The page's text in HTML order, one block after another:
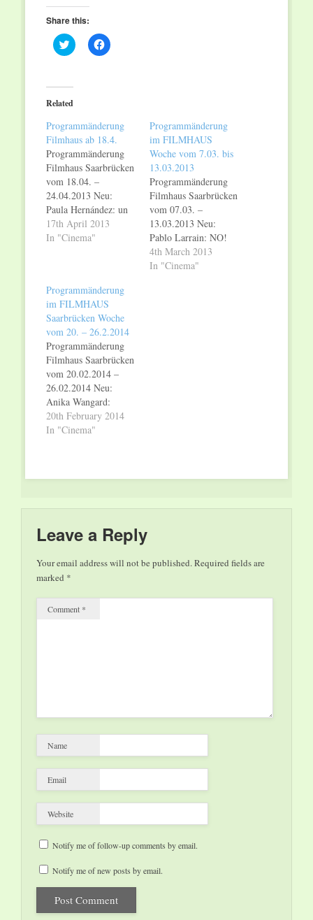
Share this:
Click
to
(Opens
in
new
Click
to
Related
Programmänderung
Filmhaus ab 18.4.
Programmänderung
Filmhaus Saarbrücken
vom 18.04. –
24.04.2013 Neu:
Paula Hernández: un
amor – eine liebe fürs
leben (OmU) Do – Sa
Jaspers: you drive me
crazy (OmU) Do +
Fr 18.30, So – Mi
18.30 Uhr; Bojan
Vuletic: rendezvous
in…
17th April 2013
In "Cinema"
Programmänderung
im FILMHAUS
Woche vom 7.03. bis
13.03.2013
Programmänderung
Filmhaus Saarbrücken
vom 07.03. –
13.03.2013 Neu:
Pablo Larrain: NO!
Do 17.30 (DF), Fr
17.30 (OmU) + 20.30
4th March 2013
In "Cinema"
Programmänderung
im FILMHAUS
Saarbrücken Woche
vom 20. – 26.2.2014
Programmänderung
Filmhaus Saarbrücken
vom 20.02.2014 –
26.02.2014 Neu:
Anika Wangard:
crashkurs Do – Mi
19.00 Uhr; Diederik
madame empfiehlt
sich Do – Mo 20.30,
Uhr; Edgar Reitz: die
andere…
20th February 2014
In "Cinema"
Leave a Reply
Your email address will not be published.Required fields are
marked *
Comment *
Name
Email
Website
Notify me of follow-up comments by email.
Notify me of new posts by email.